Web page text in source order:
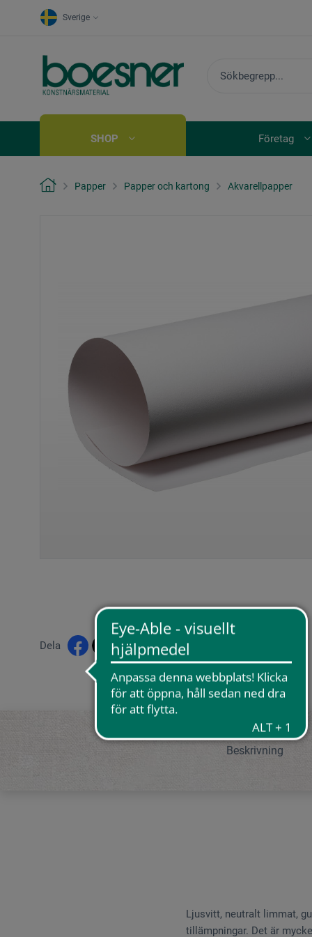
Sverige
SHOP Företag
Papper Papper och kartong Akvarellpapper
Dela
Beskrivning
Ljusvitt, neutralt limmat,
tillämpningar. Det är